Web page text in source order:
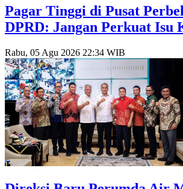
Pagar Tinggi di Pusat
DPRD: Jangan Perkuat Isu
Rabu, 05 Agu 2026 22:34 WIB